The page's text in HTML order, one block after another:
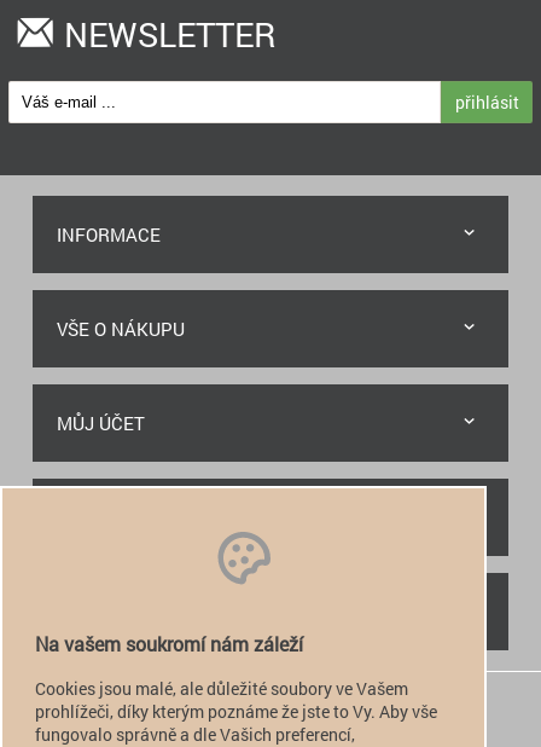
NEWSLETTER
přihlásit
INFORMACE
VŠE O NÁKUPU
MŮJ ÚČET
 +420 774 949 776
 info@alfatactical.cz
Na vašem soukromí nám záleží
Cookies jsou malé, ale důležité soubory ve Vašem
prohlížeči, díky kterým poznáme že jste to Vy. Aby vše
fungovalo správně a dle Vašich preferencí,